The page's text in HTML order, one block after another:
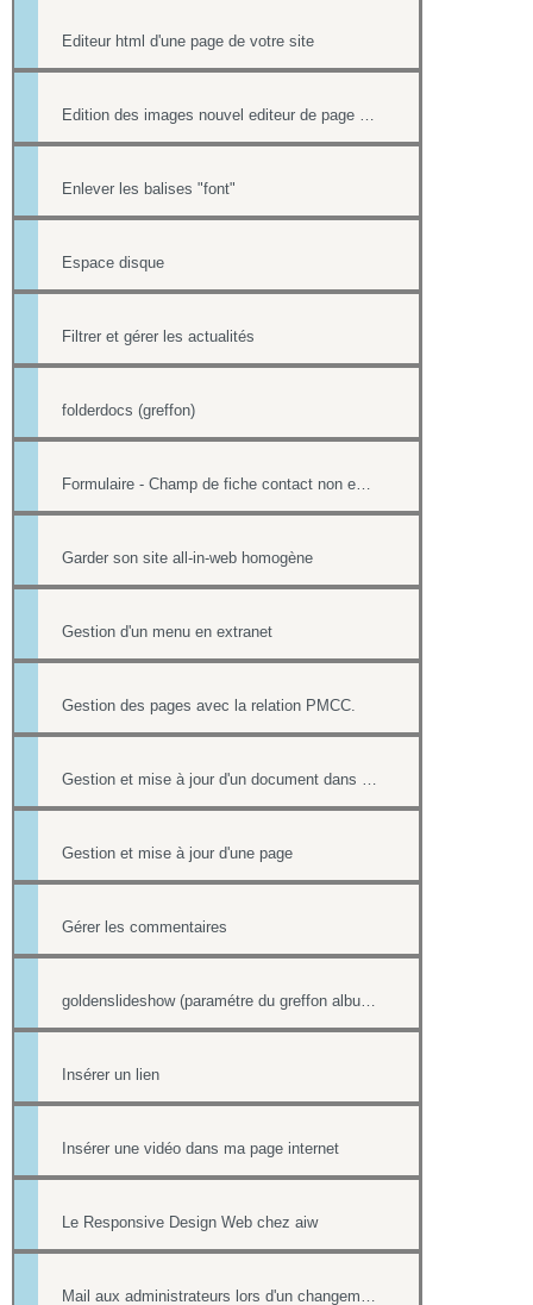
Editeur html d'une page de votre site
Edition des images nouvel editeur de page html
Enlever les balises "font"
Espace disque
Filtrer et gérer les actualités
folderdocs (greffon)
Formulaire - Champ de fiche contact non editable
Garder son site all-in-web homogène
Gestion d'un menu en extranet
Gestion des pages avec la relation PMCC.
Gestion et mise à jour d'un document dans une page
Gestion et mise à jour d'une page
Gérer les commentaires
goldenslideshow (paramétre du greffon album)
Insérer un lien
Insérer une vidéo dans ma page internet
Le Responsive Design Web chez aiw
Mail aux administrateurs lors d'un changement de réponse existante